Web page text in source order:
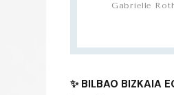
Gabrielle
✨ BILBAO BIZKAIA